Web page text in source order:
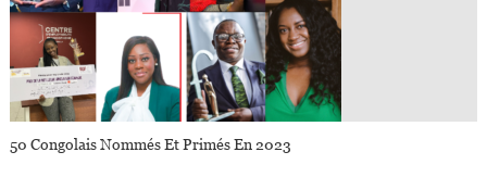
50 Congolais Nommés Et Primés En 2023